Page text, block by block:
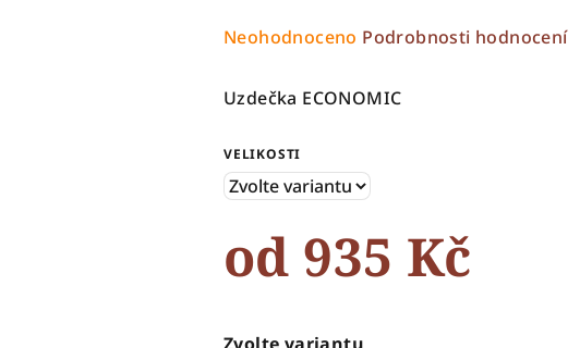
Průměrné
produktu
z
5
Neohodnoceno Podrobnosti hodnocení
Uzdečka ECONOMIC
VELIKOSTI
od 935 Kč
cena: